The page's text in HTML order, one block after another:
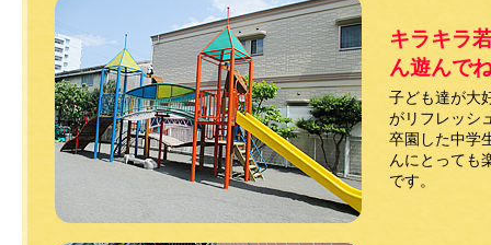
キラキラ
ん遊んで
子ども達が大
がリフレッシ
卒園した中学
んにとっても
です。